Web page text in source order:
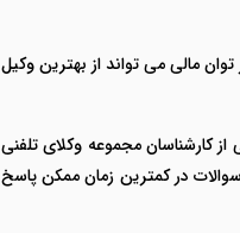
مالی می تواند از بهترین وکیل
یکی از کارشناسان مجموعه وکلای تلفنی
در کمترین زمان ممکن پاسخ